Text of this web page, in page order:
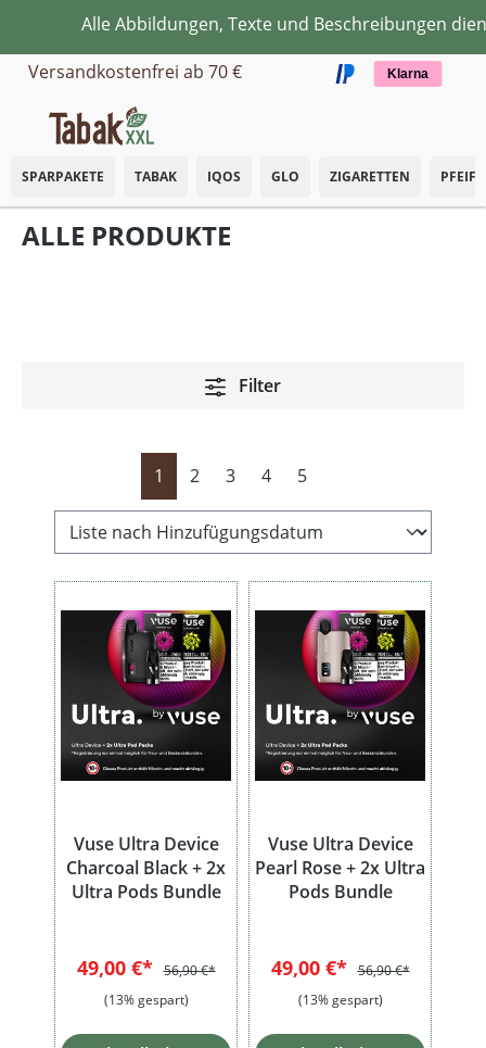
Zum Hauptinhalt springen
Alle Abbildungen, Texte und Beschreibungen
Versandkostenfrei ab 70 €
Klarna
SPARPAKETE TABAK IQOS GLO ZIGARETTEN
ALLE PRODUKTE
Filter
Seite
1 Seite
2 Seite
3 Seite
4 Seite
5
Vuse Ultra Device
Charcoal Black + 2x
Ultra Pods Bundle
49,00 €* 56,90 €*
(13% gespart)
Vuse Ultra Device
Pearl Rose + 2x Ultra
Pods Bundle
49,00 €* 56,90 €*
(13% gespart)